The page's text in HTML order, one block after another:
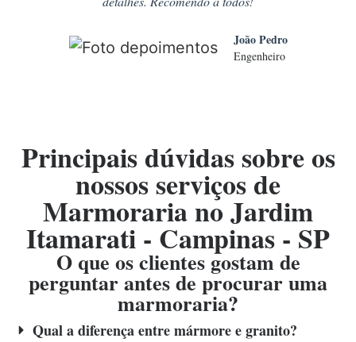
João Pedro
Engenheiro
Principais dúvidas sobre os
nossos serviços de
Marmoraria no Jardim
Itamarati - Campinas - SP
O que os clientes gostam de
perguntar antes de procurar uma
marmoraria?
Qual a diferença entre mármore e granito?